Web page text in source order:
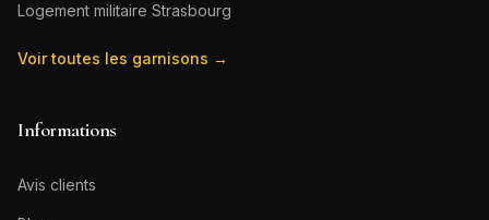
Logement militaire Strasbourg
Voir toutes les garnisons →
Informations
Avis clients